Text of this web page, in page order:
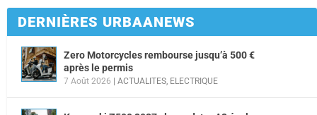
DERNIÈRES URBAANEWS
Zero Motorcycles rembourse jusqu’à 500 €
après le permis
7 Août 2026 | ACTUALITES ELECTRIQUE